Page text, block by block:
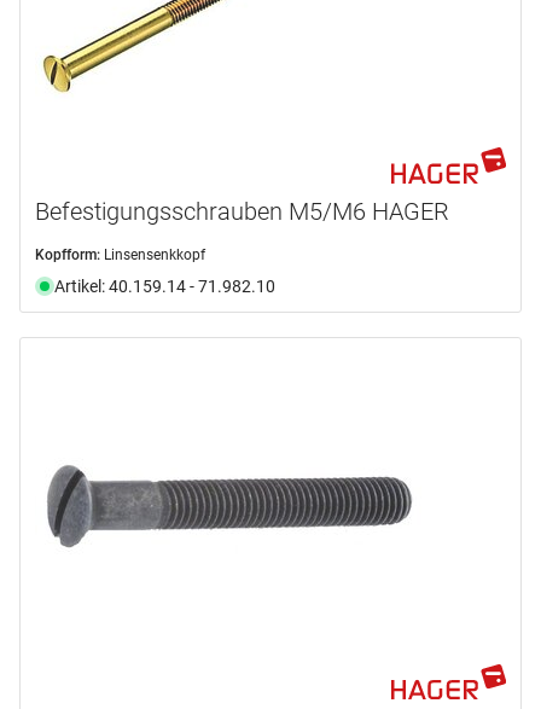
Befestigungsschrauben M5/M6 HAGER
Kopfform: Linsensenkkopf
Artikel: 40.159.14 - 71.982.10